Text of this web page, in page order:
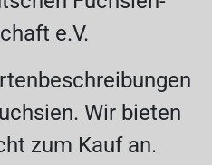
e.V.
Wir bieten
zum Kauf an.